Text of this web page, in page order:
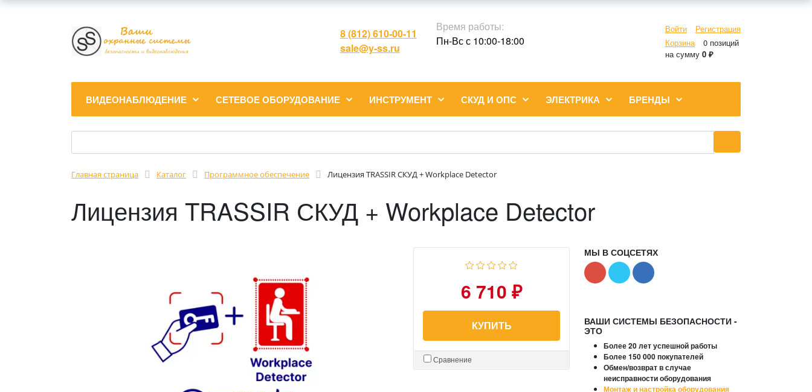
Войти
Регистрация
Корзина
0 позиций
на сумму 0 ₽
8 (812) 610-00-11
sale@y-ss.ru
Время работы:
Пн-Вс с 10:00-18:00
ВИДЕОНАБЛЮДЕНИЕ СЕТЕВОЕ ОБОРУДОВАНИЕ ИНСТРУМЕНТ СКУД И ОПС ЭЛЕКТРИКА БРЕНДЫ
Главная страница Каталог Программное обеспечение Лицензия TRASSIR СКУД + Workplace Detector
Лицензия TRASSIR СКУД + Workplace Detector
6 710 ₽
КУПИТЬ
Сравнение
МЫ В СОЦСЕТЯХ
ВАШИ СИСТЕМЫ БЕЗОПАСНОСТИ -
ЭТО
Более 20 лет успешной работы
Более 150 000 покупателей
Обмен/возврат в случае
неисправности оборудования
Монтаж и настройка оборудования